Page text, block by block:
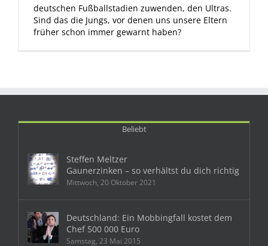
deutschen Fußballstadien zuwenden, den Ultras.
Sind das die Jungs, vor denen uns unsere Eltern
früher schon immer gewarnt haben?
Beliebt
Steffen Meltzer
Gaunerzinken – so verhältst du dich richtig
Mittwoch, 20 Oktober 2021
Deutschland: Ein Mobbingfall kostet dem
Chef 500 000 Euro
Samstag, 23 Mai 2015